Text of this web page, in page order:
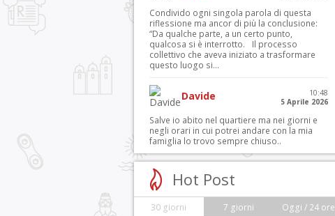
Condivido ogni singola parola di questa
riflessione ma ancor di più la conclusione:
“Da qualche parte, a un certo punto,
qualcosa si è interrotto. Il processo
collettivo che aveva iniziato a trasformare
questo luogo si...
Davide
10:48
5 Aprile 2026
Salve io abito nel quartiere ma nei giorni e
negli orari in cui potrei andare con la mia
famiglia lo trovo sempre chiuso..
Hot Post
30 giorni 7 giorni Oggi / 24 ore